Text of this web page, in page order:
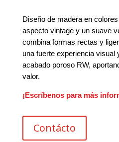
Diseño de madera en
aspecto vintage y un suave
combina formas rectas y
una fuerte experiencia visual
acabado poroso RW,
valor.
¡Escríbenos para más
Contácto